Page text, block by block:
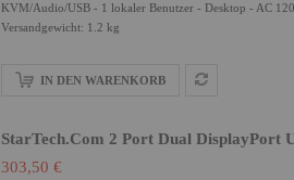
KVM/Audio/USB - 1 lokaler Benutzer - Desktop - AC
Versandgewicht: 1.2 kg
IN DEN WARENKORB
StarTech.com 2 Port Dual DisplayPort
303,50 €